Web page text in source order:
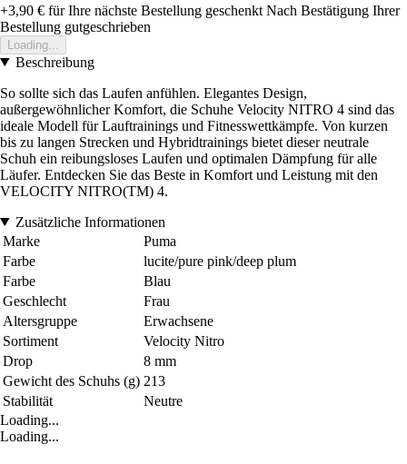
+3,90 € für Ihre nächste Bestellung geschenkt Nach Bestätigung Ihrer
Bestellung gutgeschrieben
Loading...
Beschreibung
So sollte sich das Laufen anfühlen. Elegantes Design,
außergewöhnlicher Komfort, die Schuhe Velocity NITRO 4 sind das
ideale Modell für Lauftrainings und Fitnesswettkämpfe. Von kurzen
bis zu langen Strecken und Hybridtrainings bietet dieser neutrale
Schuh ein reibungsloses Laufen und optimalen Dämpfung für alle
Läufer. Entdecken Sie das Beste in Komfort und Leistung mit den
VELOCITY NITRO(TM) 4.
Zusätzliche Informationen
Marke
Puma
Farbe
lucite/pure pink/deep plum
Farbe
Blau
Geschlecht
Frau
Altersgruppe
Erwachsene
Sortiment
Velocity Nitro
Drop
8 mm
Gewicht des Schuhs (g) 213
Stabilität
Neutre
Loading...
Loading...